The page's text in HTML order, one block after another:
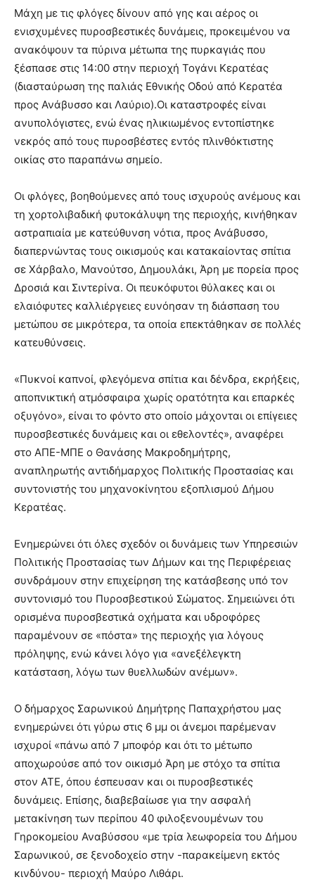
Μάχη με τις φλόγες δίνουν από γης και αέρος οι
ενισχυμένες πυροσβεστικές δυνάμεις, προκειμένου να
ανακόψουν τα πύρινα μέτωπα της πυρκαγιάς που
ξέσπασε στις 14:00 στην περιοχή Τογάνι Κερατέας
(διασταύρωση της παλιάς Εθνικής Οδού από Κερατέα
προς Ανάβυσσο και Λαύριο).Οι καταστροφές είναι
ανυπολόγιστες, ενώ ένας ηλικιωμένος εντοπίστηκε
νεκρός από τους πυροσβέστες εντός πλινθόκτιστης
οικίας στο παραπάνω σημείο.
Οι φλόγες, βοηθούμενες από τους ισχυρούς ανέμους και
τη χορτολιβαδική φυτοκάλυψη της περιοχής, κινήθηκαν
αστραπιαία με κατεύθυνση νότια, προς Ανάβυσσο,
διαπερνώντας τους οικισμούς και κατακαίοντας σπίτια
σε Χάρβαλο, Μανούτσο, Δημουλάκι, Άρη με πορεία προς
Δροσιά και Σιντερίνα. Οι πευκόφυτοι θύλακες και οι
ελαιόφυτες καλλιέργειες ευνόησαν τη διάσπαση του
μετώπου σε μικρότερα, τα οποία επεκτάθηκαν σε πολλές
κατευθύνσεις.
«Πυκνοί καπνοί, φλεγόμενα σπίτια και δένδρα, εκρήξεις,
αποπνικτική ατμόσφαιρα χωρίς ορατότητα και επαρκές
οξυγόνο», είναι το φόντο στο οποίο μάχονται οι επίγειες
πυροσβεστικές δυνάμεις και οι εθελοντές», αναφέρει
στο ΑΠΕ-ΜΠΕ ο Θανάσης Μακροδημήτρης,
αναπληρωτής αντιδήμαρχος Πολιτικής Προστασίας και
συντονιστής του μηχανοκίνητου εξοπλισμού Δήμου
Κερατέας.
Ενημερώνει ότι όλες σχεδόν οι δυνάμεις των Υπηρεσιών
Πολιτικής Προστασίας των Δήμων και της Περιφέρειας
συνδράμουν στην επιχείρηση της κατάσβεσης υπό τον
συντονισμό του Πυροσβεστικού Σώματος. Σημειώνει ότι
ορισμένα πυροσβεστικά οχήματα και υδροφόρες
παραμένουν σε «πόστα» της περιοχής για λόγους
πρόληψης, ενώ κάνει λόγο για «ανεξέλεγκτη
κατάσταση, λόγω των θυελλωδών ανέμων».
Ο δήμαρχος Σαρωνικού Δημήτρης Παπαχρήστου μας
ενημερώνει ότι γύρω στις 6 μμ οι άνεμοι παρέμεναν
ισχυροί «πάνω από 7 μποφόρ και ότι το μέτωπο
αποχωρούσε από τον οικισμό Άρη με στόχο τα σπίτια
στον ΑΤΕ, όπου έσπευσαν και οι πυροσβεστικές
δυνάμεις. Επίσης, διαβεβαίωσε για την ασφαλή
μετακίνηση των περίπου 40 φιλοξενουμένων του
Γηροκομείου Αναβύσσου «με τρία λεωφορεία του Δήμου
Σαρωνικού, σε ξενοδοχείο στην -παρακείμενη εκτός
κινδύνου- περιοχή Μαύρο Λιθάρι.